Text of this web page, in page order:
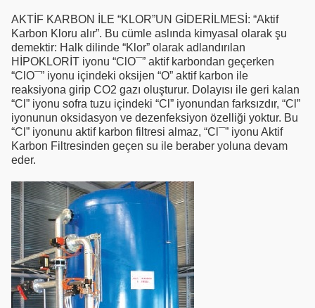
AKTİF KARBON İLE “KLOR”UN GİDERİLMESİ: “Aktif
Karbon Kloru alır”. Bu cümle aslında kimyasal olarak şu
demektir: Halk dilinde “Klor” olarak adlandırılan
HİPOKLORİT iyonu “ClO¯” aktif karbondan geçerken
“ClO¯” iyonu içindeki oksijen “O” aktif karbon ile
reaksiyona girip CO2 gazı oluşturur. Dolayısı ile geri kalan
“Cl” iyonu sofra tuzu içindeki “Cl” iyonundan farksızdır, “Cl”
iyonunun oksidasyon ve dezenfeksiyon özelliği yoktur. Bu
“Cl” iyonunu aktif karbon filtresi almaz, “Cl¯” iyonu Aktif
Karbon Filtresinden geçen su ile beraber yoluna devam
eder.